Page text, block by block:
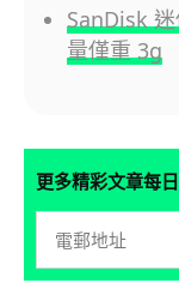
SanDisk
量僅重 3g
更多精彩文章每